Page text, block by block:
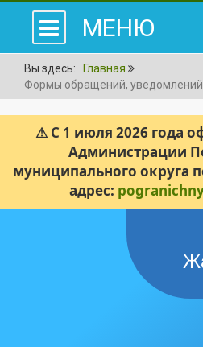
МЕНЮ
Вы здесь:
Главная
Формы обращений,
⚠ С 1 июля 2026 года
Администрации
муниципального округа
адрес: